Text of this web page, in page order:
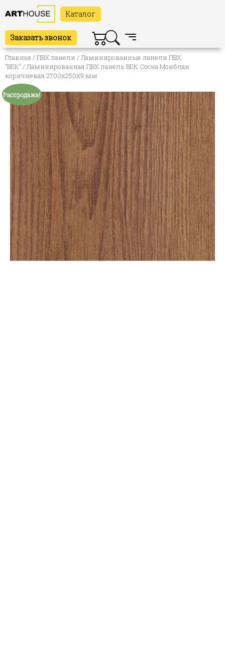
Каталог
Заказать звонок
Главная /ПВХ панели /Ламинированные панели ПВХ
"ВЕК" / Ламинированная ПВХ панель ВЕК Сосна Монблан
коричневая 2700х250х9 мм
Распродажа!